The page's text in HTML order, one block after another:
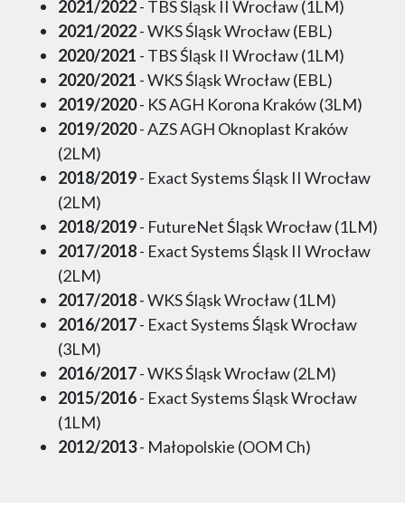
2021/2022- TBS Śląsk II Wrocław (1LM)
2021/2022- WKS Śląsk Wrocław (EBL)
2020/2021 - TBS Śląsk II Wrocław (1LM)
2020/2021 - WKS Śląsk Wrocław (EBL)
2019/2020- KS AGH Korona Kraków (3LM)
2019/2020- AZS AGH Oknoplast Kraków
(2LM)
2018/2019- Exact Systems Śląsk II Wrocław
(2LM)
2018/2019- FutureNet Śląsk Wrocław (1LM)
2017/2018- Exact Systems Śląsk II Wrocław
(2LM)
2017/2018- WKS Śląsk Wrocław (1LM)
2016/2017- Exact Systems Śląsk Wrocław
(3LM)
2016/2017- WKS Śląsk Wrocław (2LM)
2015/2016- Exact Systems Śląsk Wrocław
(1LM)
2012/2013- Małopolskie (OOM Ch)